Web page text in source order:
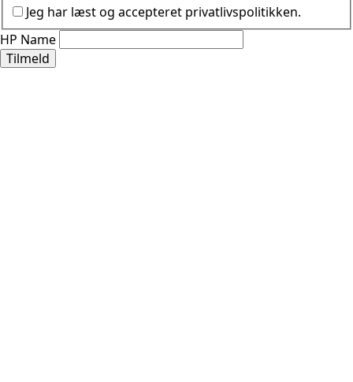
Jeg har læst og accepteret privatlivspolitikken.
HP Name
Tilmeld